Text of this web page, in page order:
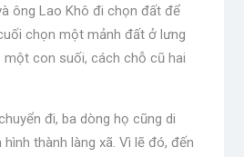
ông Lao Khô đi chọn đất để
chọn một mảnh đất ở lưng
con suối, cách chỗ cũ hai
đi, ba dòng họ cũng di
thành làng xã. Vì lẽ đó, đến